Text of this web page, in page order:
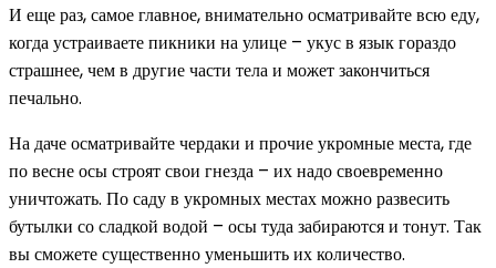
И еще раз, самое главное, внимательно осматривайте всю еду,
когда устраиваете пикники на улице – укус в язык гораздо
страшнее, чем в другие части тела и может закончиться
печально.
На даче осматривайте чердаки и прочие укромные места, где
по весне осы строят свои гнезда – их надо своевременно
уничтожать. По саду в укромных местах можно развесить
бутылки со сладкой водой – осы туда забираются и тонут. Так
вы сможете существенно уменьшить их количество.